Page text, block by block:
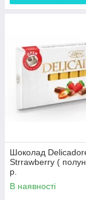
Шоколад
Strrawberry (
р.
В наявності